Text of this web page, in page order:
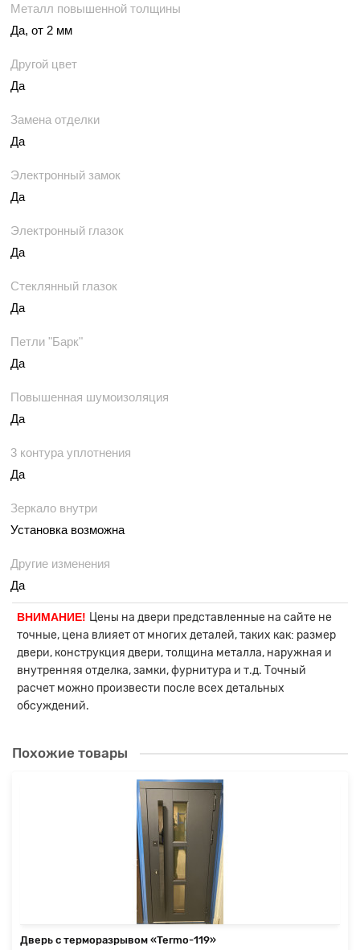
Металл повышенной толщины
Да, от 2 мм
Другой цвет
Да
Замена отделки
Да
Электронный замок
Да
Электронный глазок
Да
Стеклянный глазок
Да
Петли "Барк"
Да
Повышенная шумоизоляция
Да
3 контура уплотнения
Да
Зеркало внутри
Установка возможна
Другие изменения
Да
ВНИМАНИЕ! Цены на двери представленные на сайте не
точные, цена влияет от многих деталей, таких как: размер
двери, конструкция двери, толщина металла, наружная и
внутренняя отделка, замки, фурнитура и т.д. Точный
расчет можно произвести после всех детальных
обсуждений.
Похожие товары
Дверь с терморазрывом «Termo-119»